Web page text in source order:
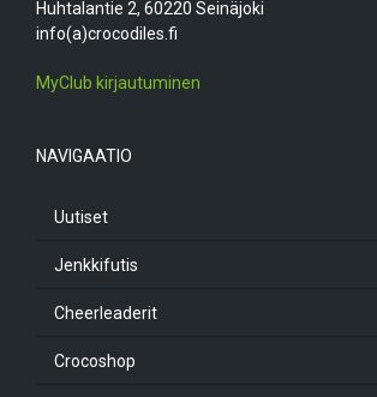
Huhtalantie 2, 60220 Seinäjoki
info(a)crocodiles.fi
MyClub kirjautuminen
NAVIGAATIO
Uutiset
Jenkkifutis
Cheerleaderit
Crocoshop